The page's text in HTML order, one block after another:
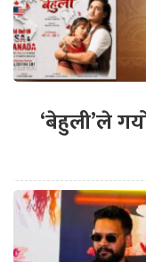
‘बेहुली’ले